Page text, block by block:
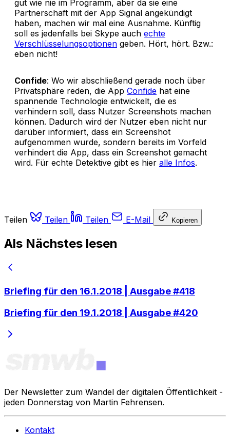
gut wie nie im Programm, aber da sie eine
Partnerschaft mit der App Signal angekündigt
haben, machen wir mal eine Ausnahme. Künftig
soll es jedenfalls bei Skype auch echte
Verschlüsselungsoptionen geben. Hört, hört. Bzw.:
eben nicht!
Confide: Wo wir abschließend gerade noch über
Privatsphäre reden, die App Confide hat eine
spannende Technologie entwickelt, die es
verhindern soll, dass Nutzer Screenshots machen
können. Dadurch wird der Nutzer eben nicht nur
darüber informiert, dass ein Screenshot
aufgenommen wurde, sondern bereits im Vorfeld
verhindert die App, dass ein Screenshot gemacht
wird. Für echte Detektive gibt es hier alle Infos.
Teilen Teilen Teilen E-Mail Kopieren
Als Nächstes lesen
Briefing für den 16.1.2018 | Ausgabe #418
Briefing für den 19.1.2018 | Ausgabe #420
Der Newsletter zum Wandel der digitalen Öffentlichkeit -
jeden Donnerstag von Martin Fehrensen.
Kontakt